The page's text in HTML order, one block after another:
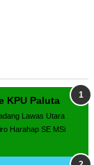
KPU Paluta
Lawas Utara
Harahap SE MSi